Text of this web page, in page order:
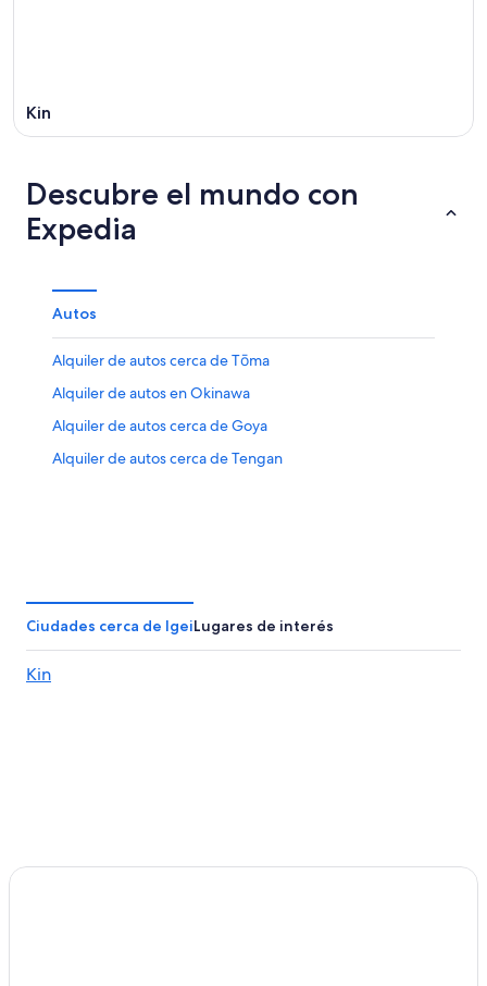
Kin
Descubre el mundo con
Expedia
Autos
Alquiler de autos cerca de Tōma
Alquiler de autos en Okinawa
Alquiler de autos cerca de Goya
Alquiler de autos cerca de Tengan
Ciudades cerca de IgeiLugares de interés
Kin